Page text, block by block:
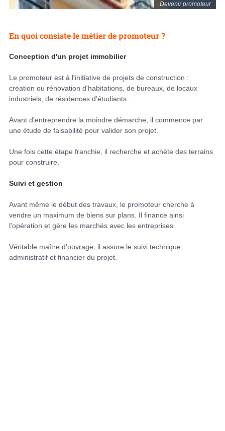
Devenir promoteur
En quoi consiste le métier de promoteur ?
Conception d'un projet immobilier
Le promoteur est à l'initiative de projets de construction :
création ou rénovation d'habitations, de bureaux, de locaux
industriels, de résidences d'étudiants...
Avant d'entreprendre la moindre démarche, il commence par
une étude de faisabilité pour valider son projet.
Une fois cette étape franchie, il recherche et achète des terrains
pour construire.
Suivi et gestion
Avant même le début des travaux, le promoteur cherche à
vendre un maximum de biens sur plans. Il finance ainsi
l'opération et gère les marchés avec les entreprises.
Véritable maître d'ouvrage, il assure le suivi technique,
administratif et financier du projet.